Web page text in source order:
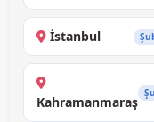
İstanbul
Kahramanmaraş